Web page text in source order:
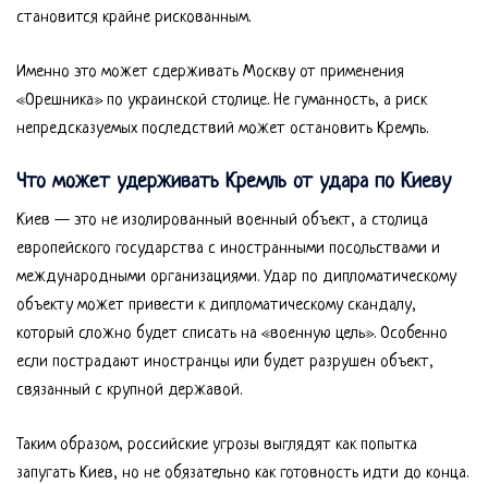
становится крайне рискованным.
Именно это может сдерживать Москву от применения
«Орешника» по украинской столице. Не гуманность, а риск
непредсказуемых последствий может остановить Кремль.
Что может удерживать Кремль от удара по Киеву
Киев — это не изолированный военный объект, а столица
европейского государства с иностранными посольствами и
международными организациями. Удар по дипломатическому
объекту может привести к дипломатическому скандалу,
который сложно будет списать на «военную цель». Особенно
если пострадают иностранцы или будет разрушен объект,
связанный с крупной державой.
Таким образом, российские угрозы выглядят как попытка
запугать Киев, но не обязательно как готовность идти до конца.